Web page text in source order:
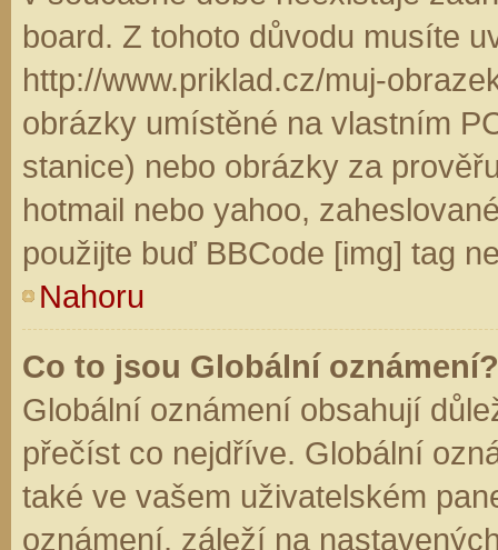
board. Z tohoto důvodu musíte
http://www.priklad.cz/muj-
obrázky umístěné na vlastním
stanice) nebo obrázky za
hotmail nebo yahoo,
použijte buď BBCode [img] tag
Nahoru
Co to jsou Globální oznámení?
Globální oznámení obsahují
přečíst co nejdříve. Globální
také ve vašem uživatelském
oznámení, záleží na